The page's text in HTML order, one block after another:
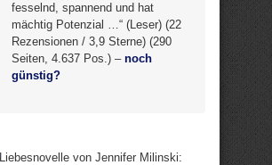
fesselnd, spannend und hat
mächtig Potenzial …“ (Leser) (22
Rezensionen / 3,9 Sterne) (290
Seiten, 4.637 Pos.) – noch
günstig?
Liebesnovelle von Jennifer Milinski: